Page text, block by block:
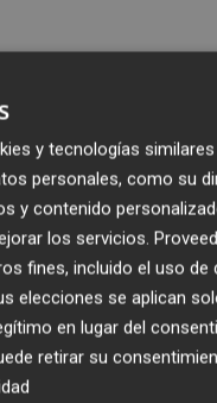
y tecnologías
personales, como su
y contenido
los servicios.
fines, incluido el uso de
elecciones se aplican
en lugar del
retirar su